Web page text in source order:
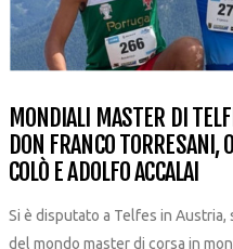
MONDIALI MASTER DI
DON FRANCO TORRESANI,
COLÒ E ADOLFO ACCALAI
Si è disputato a Telfes in
del mondo master di corsa in